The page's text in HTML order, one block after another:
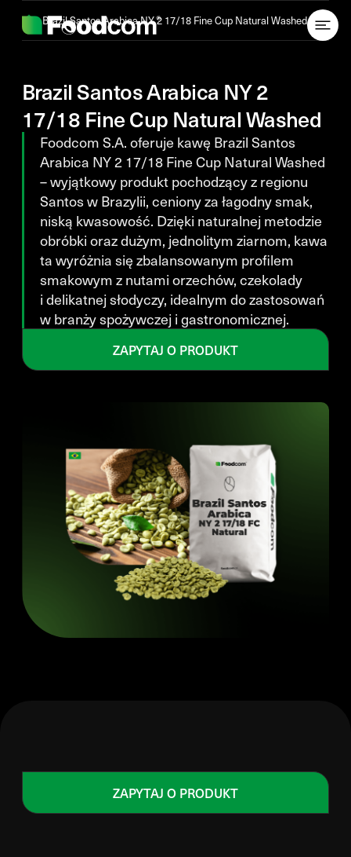
Brazil Santos Arabica NY 2 17/18 Fine Cup Natural Washed
Brazil Santos Arabica NY 2
17/18 Fine Cup Natural Washed
Foodcom S.A. oferuje kawę Brazil Santos
Arabica NY 2 17/18 Fine Cup Natural Washed
– wyjątkowy produkt pochodzący z regionu
Santos w Brazylii, ceniony za łagodny smak,
niską kwasowość. Dzięki naturalnej metodzie
obróbki oraz dużym, jednolitym ziarnom, kawa
ta wyróżnia się zbalansowanym profilem
smakowym z nutami orzechów, czekolady
i delikatnej słodyczy, idealnym do zastosowań
w branży spożywczej i gastronomicznej.
ZAPYTAJ O PRODUKT
ZAPYTAJ O PRODUKT